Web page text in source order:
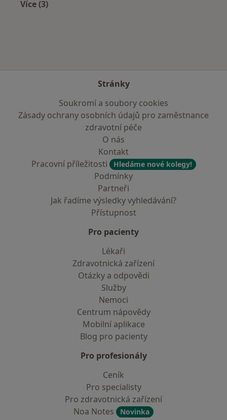
Více (3)
Stránky
Soukromí a soubory cookies
Zásady ochrany osobních údajů pro zaměstnance
zdravotní péče
O nás
Kontakt
Pracovní příležitosti
Hledáme nové kolegy!
Podmínky
Partneři
Jak řadíme výsledky vyhledávání?
Přístupnost
Pro pacienty
Lékaři
Zdravotnická zařízení
Otázky a odpovědi
Služby
Nemoci
Centrum nápovědy
Mobilní aplikace
Blog pro pacienty
Pro profesionály
Ceník
Pro specialisty
Pro zdravotnická zařízení
Noa Notes
Novinka